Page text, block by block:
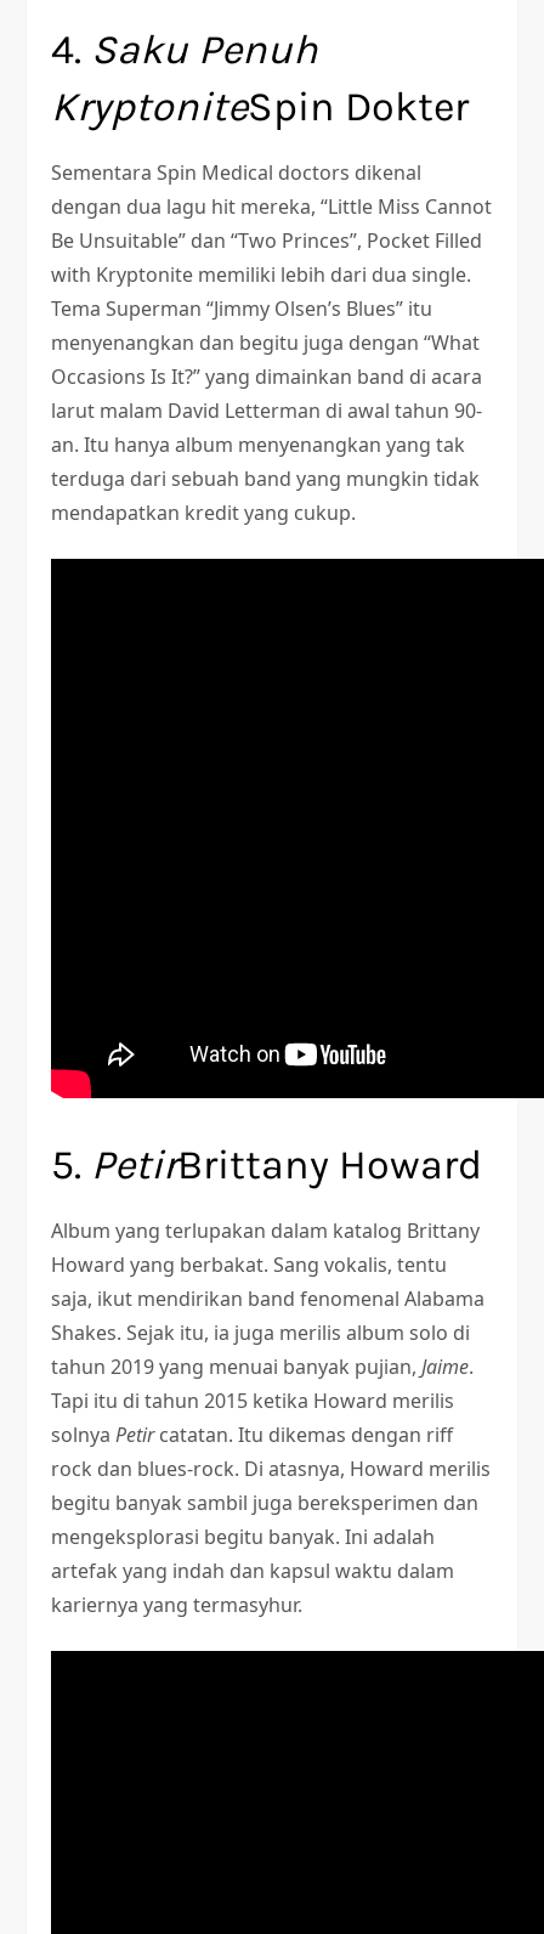
4. Saku Penuh
KryptoniteSpin Dokter
Sementara Spin Medical doctors dikenal
dengan dua lagu hit mereka, “Little Miss Cannot
Be Unsuitable” dan “Two Princes”, Pocket Filled
with Kryptonite memiliki lebih dari dua single.
Tema Superman “Jimmy Olsen’s Blues” itu
menyenangkan dan begitu juga dengan “What
Occasions Is It?” yang dimainkan band di acara
larut malam David Letterman di awal tahun 90-
an. Itu hanya album menyenangkan yang tak
terduga dari sebuah band yang mungkin tidak
mendapatkan kredit yang cukup.
5. PetirBrittany Howard
Album yang terlupakan dalam katalog Brittany
Howard yang berbakat. Sang vokalis, tentu
saja, ikut mendirikan band fenomenal Alabama
Shakes. Sejak itu, ia juga merilis album solo di
tahun 2019 yang menuai banyak pujian,Jaime.
Tapi itu di tahun 2015 ketika Howard merilis
solnyaPetircatatan. Itu dikemas dengan riff
rock dan blues-rock. Di atasnya, Howard merilis
begitu banyak sambil juga bereksperimen dan
mengeksplorasi begitu banyak. Ini adalah
artefak yang indah dan kapsul waktu dalam
kariernya yang termasyhur.